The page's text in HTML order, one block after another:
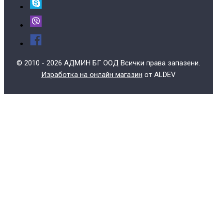
© 2010 - 2026 АДМИН БГ ООД Всички права запазени.
Изработка на онлайн магазин от ALDEV